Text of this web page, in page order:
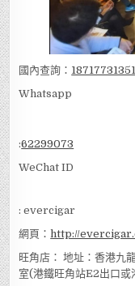
國內查詢： 18717731351
Whatsapp
WeChat ID